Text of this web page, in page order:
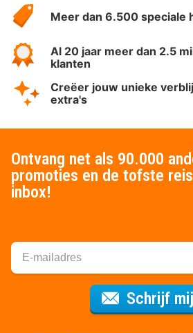
Meer dan 6.500 speciale
Al 20 jaar meer dan 2.5
klanten
Creëer jouw unieke
extra's
Ontvang net als 90.000
promoties en de tofste
inbox!
Schrijf